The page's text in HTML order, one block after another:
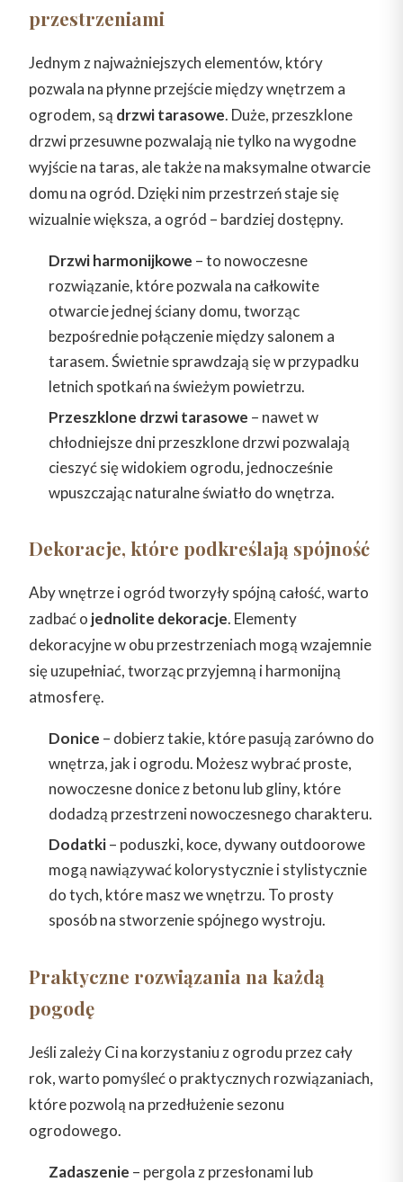
przestrzeniami
Jednym z najważniejszych elementów, który
pozwala na płynne przejście między wnętrzem a
ogrodem, są drzwi tarasowe. Duże, przeszklone
drzwi przesuwne pozwalają nie tylko na wygodne
wyjście na taras, ale także na maksymalne otwarcie
domu na ogród. Dzięki nim przestrzeń staje się
wizualnie większa, a ogród – bardziej dostępny.
Drzwi harmonijkowe – to nowoczesne
rozwiązanie, które pozwala na całkowite
otwarcie jednej ściany domu, tworząc
bezpośrednie połączenie między salonem a
tarasem. Świetnie sprawdzają się w przypadku
letnich spotkań na świeżym powietrzu.
Przeszklone drzwi tarasowe – nawet w
chłodniejsze dni przeszklone drzwi pozwalają
cieszyć się widokiem ogrodu, jednocześnie
wpuszczając naturalne światło do wnętrza.
Dekoracje, które podkreślają spójność
Aby wnętrze i ogród tworzyły spójną całość, warto
zadbać o jednolite dekoracje. Elementy
dekoracyjne w obu przestrzeniach mogą wzajemnie
się uzupełniać, tworząc przyjemną i harmonijną
atmosferę.
Donice – dobierz takie, które pasują zarówno do
wnętrza, jak i ogrodu. Możesz wybrać proste,
nowoczesne donice z betonu lub gliny, które
dodadzą przestrzeni nowoczesnego charakteru.
Dodatki– poduszki, koce, dywany outdoorowe
mogą nawiązywać kolorystycznie i stylistycznie
do tych, które masz we wnętrzu. To prosty
sposób na stworzenie spójnego wystroju.
Praktyczne rozwiązania na każdą
pogodę
Jeśli zależy Ci na korzystaniu z ogrodu przez cały
rok, warto pomyśleć o praktycznych rozwiązaniach,
które pozwolą na przedłużenie sezonu
ogrodowego.
Zadaszenie – pergola z przesłonami lub